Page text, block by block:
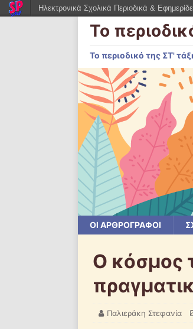
Το
Το περιοδικό της ΣΤ'
ΟΙ ΑΡΘΡΟΓΡΆΦΟΙ
Ο κόσμος
Παλιεράκη Στεφανία
Ηλεκτρονικά Σχολικά Περιοδικά &